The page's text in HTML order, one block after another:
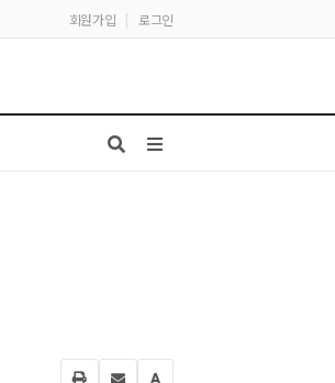
회원가입 | 로그인